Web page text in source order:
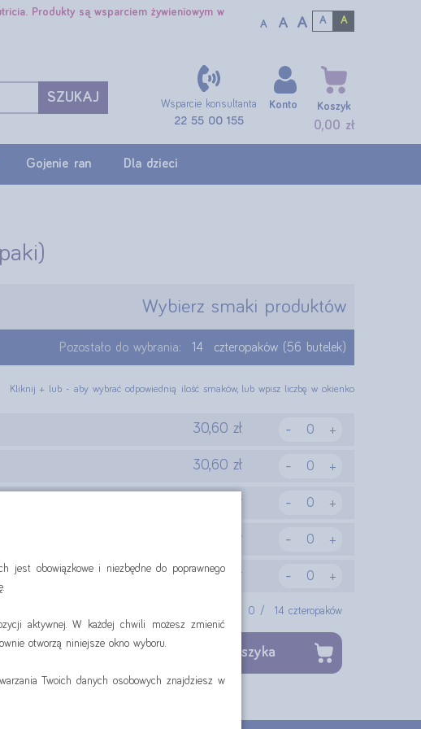
Produkty są wsparciem żywieniowym w
A A A A A
SZUKAJ
Wsparcie konsultanta
22 55 00 155
Konto Koszyk
0,00 zł
Gojenie ran Dla dzieci
Wybierz smaki produktów
Pozostało do wybrania: 14 czteropaków (56 butelek)
Kliknij + lub - aby wybrać odpowiednią ilość smaków, lub wpisz liczbę w okienko
30,60 zł - +
30,60 zł - +
30,60 zł - +
30,60 zł - +
30,60 zł - +
0 / 14 czteropaków
0,00 zł dodaj do koszyka
jest obowiązkowe i niezbędne do poprawnego
aktywnej. W każdej chwili możesz zmienić
otworzą niniejsze okno wyboru.
Twoich danych osobowych znajdziesz w